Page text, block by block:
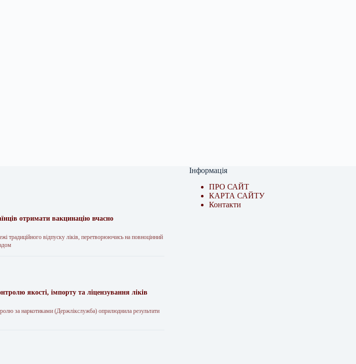
отримати вакцинацію вчасно
традиційного відпуску ліків, перетворюючись на повноцінний
якості, імпорту та ліцензування ліків
за наркотиками (Держлікслужба) оприлюднила результати
Інформація
ПРО САЙТ
КАРТА САЙТУ
Контакти